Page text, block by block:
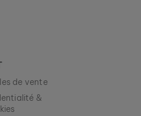
de vente
&